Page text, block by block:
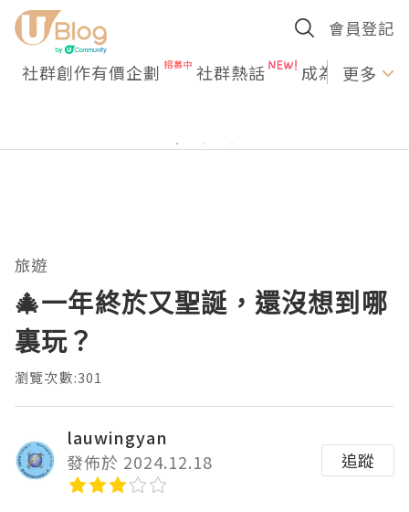
會員登記
社群創作有價企劃 社群熱話 成為U更多
旅遊
🎄一年終於又聖誕，還沒想到哪
裏玩？
瀏覽次數:301
lauwingyan
發佈於 2024.12.18
追蹤